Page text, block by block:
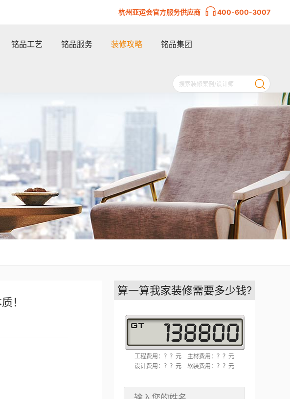
杭州亚运会官方服务供应商 400-600-3007
铭品工艺 铭品服务 装修攻略 铭品集团
！
算一算我家装修需要多少钱?
工程费用：？？元
主材费用：？？元
设计费用：？？元
软装费用：？？元